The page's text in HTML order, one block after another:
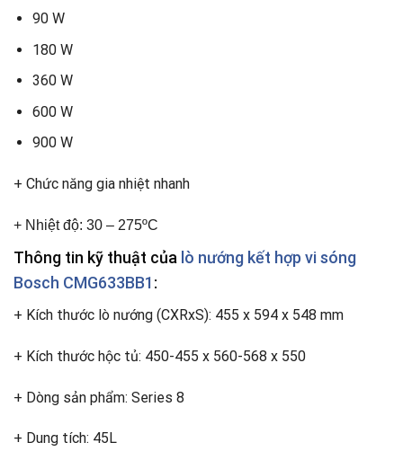
90 W
180 W
360 W
600 W
900 W
+ Chức năng gia nhiệt nhanh
+ Nhiệt độ: 30 – 275ºC
Thông tin kỹ thuật của lò nướng kết hợp vi sóng
Bosch CMG633BB1:
+ Kích thước lò nướng (CXRxS): 455 x 594 x 548 mm
+ Kích thước hộc tủ: 450-455 x 560-568 x 550
+ Dòng sản phẩm: Series 8
+ Dung tích: 45L